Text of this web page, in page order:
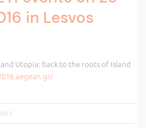
in Lesvos
Utopia: back to the roots of Island